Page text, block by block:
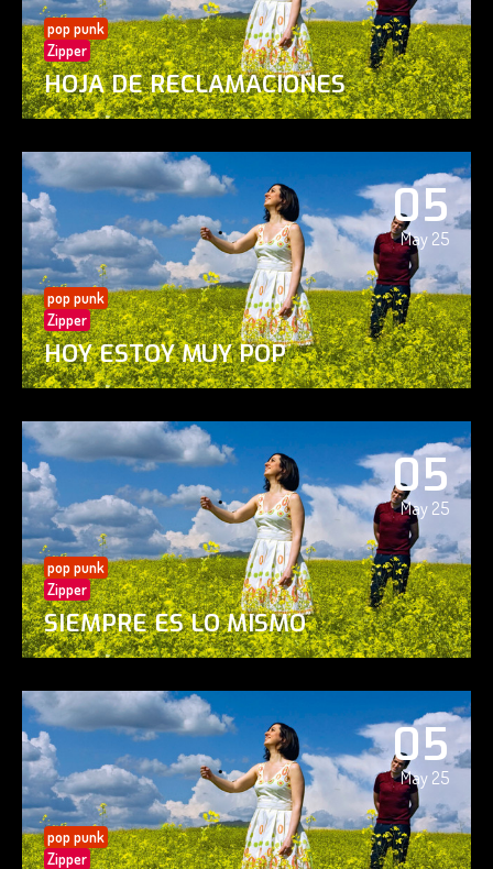
pop punk
Zipper
HOJA DE RECLAMACIONES
05
May 25
pop punk
Zipper
HOY ESTOY MUY POP
05
May 25
pop punk
Zipper
SIEMPRE ES LO MISMO
05
May 25
pop punk
Zipper